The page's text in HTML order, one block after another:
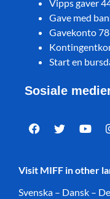
Vipps gaver
Gave med
Gavekonto
Start en
Sosiale
Visit MIFF in other
Svenska – Dansk –